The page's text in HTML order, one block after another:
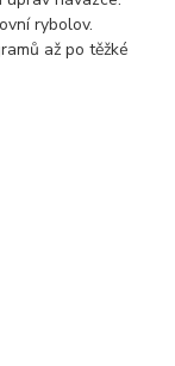
rybolov.
až po těžké